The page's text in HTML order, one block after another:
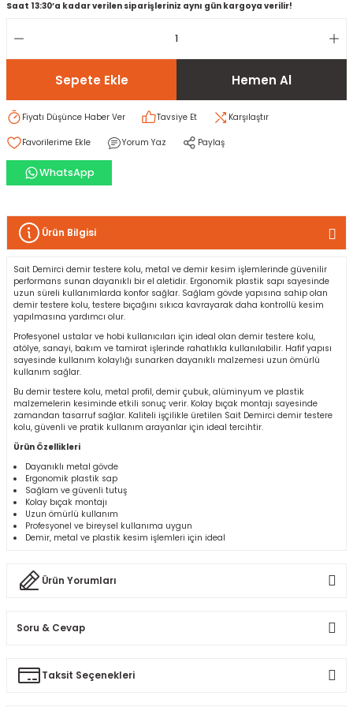
ve Kartonpiyer
Mastik
HARÇLARI
Saat 13:30’a kadar verilen siparişleriniz aynı gün kargoya verilir!
Sepete Ekle Hemen Al
Fiyatı Düşünce Haber Ver Tavsiye Et Karşılaştır
Yorum Yaz Paylaş
WhatsApp
Ürün Bilgisi
Sait Demirci demir testere kolu, metal ve demir kesim işlemlerinde güvenilir
performans sunan dayanıklı bir el aletidir. Ergonomik plastik sapı sayesinde
uzun süreli kullanımlarda konfor sağlar. Sağlam gövde yapısına sahip olan
demir testere kolu, testere bıçağını sıkıca kavrayarak daha kontrollü kesim
yapılmasına yardımcı olur.
Profesyonel ustalar ve hobi kullanıcıları için ideal olan demir testere kolu,
atölye, sanayi, bakım ve tamirat işlerinde rahatlıkla kullanılabilir. Hafif yapısı
sayesinde kullanım kolaylığı sunarken dayanıklı malzemesi uzun ömürlü
kullanım sağlar.
Bu demir testere kolu, metal profil, demir çubuk, alüminyum ve plastik
malzemelerin kesiminde etkili sonuç verir. Kolay bıçak montajı sayesinde
zamandan tasarruf sağlar. Kaliteli işçilikle üretilen Sait Demirci demir testere
kolu, güvenli ve pratik kullanım arayanlar için ideal tercihtir.
Ürün Özellikleri
Dayanıklı metal gövde
Ergonomik plastik sap
Sağlam ve güvenli tutuş
Kolay bıçak montajı
Uzun ömürlü kullanım
Profesyonel ve bireysel kullanıma uygun
Demir, metal ve plastik kesim işlemleri için ideal
Ürün Yorumları
Soru & Cevap
Taksit Seçenekleri